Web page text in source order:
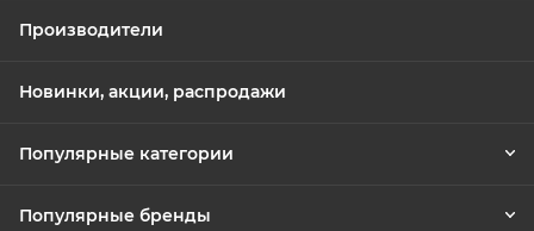
Производители
Новинки, акции, распродажи
Популярные категории
Популярные бренды